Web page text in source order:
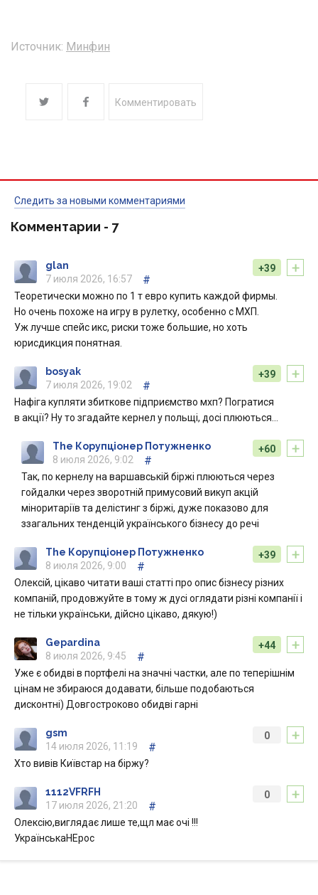
Источник: Минфин
Комментировать
Следить за новыми комментариями
Комментарии - 7
+
+39
glan
7 июля 2026, 16:57
#
Теоретически можно по 1 т евро купить каждой фирмы.
Но очень похоже на игру в рулетку, особенно с МХП.
Уж лучше спейс икс, риски тоже большие, но хоть
юрисдикция понятная.
+
+39
bosyak
7 июля 2026, 19:02
#
Нафіга купляти збиткове підприємство мхп? Погратися
в акції? Ну то згадайте кернел у польщі, досі плюються…
+
+60
The Корупціонер Потужненко
8 июля 2026, 9:02
#
Так, по кернелу на варшавській біржі плюються через
гойдалки через зворотній примусовий викуп акцій
міноритаріїв та делістинг з біржі, дуже показово для
ззагальних тенденцій українського бізнесу до речі
+
+39
The Корупціонер Потужненко
8 июля 2026, 9:00
#
Олексій, цікаво читати ваші статті про опис бізнесу різних
компаній, продовжуйте в тому ж дусі оглядати різні компанії і
не тільки українськи, дійсно цікаво, дякую!)
+
+44
Gepardina
8 июля 2026, 9:45
#
Уже є обидві в портфелі на значні частки, але по теперішнім
цінам не збираюся додавати, більше подобаються
дисконтні) Довгостроково обидві гарні
+
0
gsm
14 июля 2026, 11:19
#
Хто вивів Київстар на біржу?
+
0
1112VFRFH
17 июля 2026, 21:20
#
Олексію,виглядає лише те,щл має очі !!!
УкраїнськаНЕрос